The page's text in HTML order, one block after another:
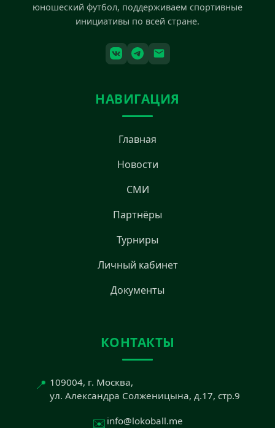
юношеский футбол, поддерживаем спортивные
инициативы по всей стране.
НАВИГАЦИЯ
Главная
Новости
СМИ
Партнёры
Турниры
Личный кабинет
Документы
КОНТАКТЫ
📍 109004, г. Москва,
ул. Александра Солженицына, д.17, стр.9
✉️ info@lokoball.me